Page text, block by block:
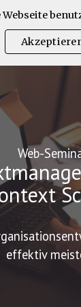
Webseite
Web-
effektiv